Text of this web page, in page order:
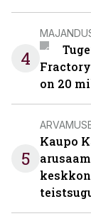
4
on 20
5
Kaupo